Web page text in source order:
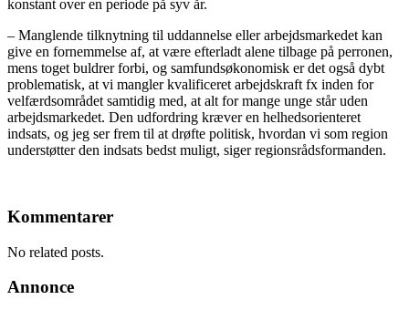
konstant over en periode på syv år.
– Manglende tilknytning til uddannelse eller arbejdsmarkedet kan
give en fornemmelse af, at være efterladt alene tilbage på perronen,
mens toget buldrer forbi, og samfundsøkonomisk er det også dybt
problematisk, at vi mangler kvalificeret arbejdskraft fx inden for
velfærdsområdet samtidig med, at alt for mange unge står uden
arbejdsmarkedet. Den udfordring kræver en helhedsorienteret
indsats, og jeg ser frem til at drøfte politisk, hvordan vi som region
understøtter den indsats bedst muligt, siger regionsrådsformanden.
Kommentarer
No related posts.
Annonce